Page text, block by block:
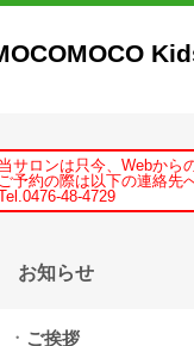
当サロンは只今、Webから
ご予約の際は以下の連絡先
48-4729
お知らせ
ご挨拶